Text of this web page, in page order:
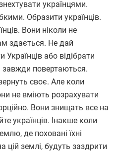
українцями.
Образити українців.
Вони ніколи не
здається. Не дай
Українців або відібрати
завжди повертаються.
своє. Але коли
не вміють розрахувати
Вони знищать все на
українців. Інакше коли
де поховані їхні
цій землі, будуть заздрити